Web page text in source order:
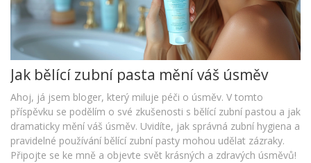
Jak bělící zubní pasta mění váš úsměv
Ahoj, já jsem bloger, který miluje péči o úsměv. V tomto
příspěvku se podělím o své zkušenosti s bělící zubní pastou a jak
dramaticky mění váš úsměv. Uvidíte, jak správná zubní hygiena a
pravidelné používání bělící zubní pasty mohou udělat zázraky.
Připojte se ke mně a objevte svět krásných a zdravých úsměvů!